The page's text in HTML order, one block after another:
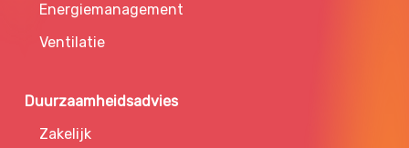
Energiemanagement
Ventilatie
Duurzaamheidsadvies
Zakelijk